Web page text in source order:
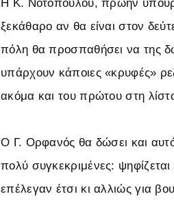
Η Κ. Νοτοπούλου, πρώην
ξεκάθαρο αν θα είναι στον
πόλη θα προσπαθήσει να της
υπάρχουν κάποιες «κρυφές»
ακόμα και του πρώτου στη
Ο Γ. Ορφανός θα δώσει και
πολύ συγκεκριμένες:
επέλεγαν έτσι κι αλλιώς για